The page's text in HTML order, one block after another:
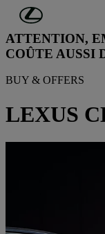
Passer au contenu
ATTENTION,
COÛTE AUSSI
BUY & OFFERS
LEXUS